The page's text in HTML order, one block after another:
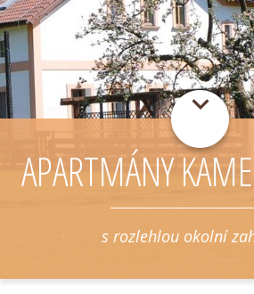
APARTMÁNY
s rozlehlou okolní